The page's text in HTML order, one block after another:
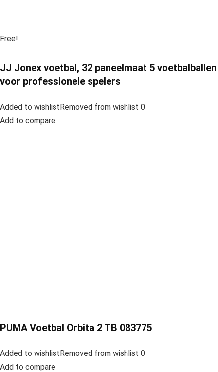
Free!
JJ Jonex voetbal, 32 paneelmaat 5 voetbalballen
voor professionele spelers
Added to wishlistRemoved from wishlist 0
Add to compare
PUMA Voetbal Orbita 2 TB 083775
Added to wishlistRemoved from wishlist 0
Add to compare